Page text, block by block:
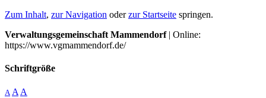
Zum Inhalt, zur Navigation oderzur Startseite springen.
Verwaltungsgemeinschaft Mammendorf| Online:
https://www.vgmammendorf.de/
Schriftgröße
A A A